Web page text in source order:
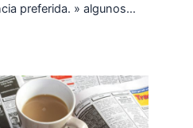
preferida. » algunos…